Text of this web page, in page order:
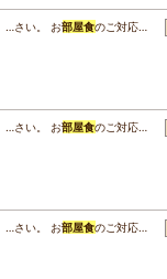
…さい。 お部屋食のご対応…
…さい。 お部屋食のご対応…
…さい。 お部屋食のご対応…